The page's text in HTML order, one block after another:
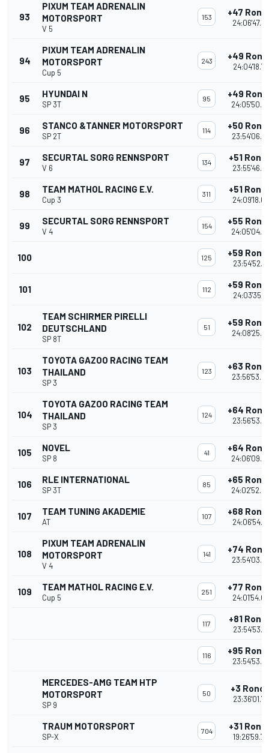
93
PIXUM TEAM ADRENALIN
MOTORSPORT
V 5
153 +47
94
PIXUM TEAM ADRENALIN
MOTORSPORT
Cup 5
243 +49
95 HYUNDAI N
SP 3T
95 +49
96 STANCO &TANNER MOTORSPORT
SP 2T
114 +50
97 SECURTAL SORG RENNSPORT
V 6
134 +51
98 TEAM MATHOL RACING E.V.
Cup 3
311 +51
99 SECURTAL SORG RENNSPORT
V 4
154 +55
100 125 +59
101 112 +59
102
TEAM SCHIRMER PIRELLI
DEUTSCHLAND
SP 8T
51 +59
103
TOYOTA GAZOO RACING TEAM
THAILAND
SP 3
123 +63
104
TOYOTA GAZOO RACING TEAM
THAILAND
SP 3
124 +64
105 NOVEL
SP 8
41 +64
106 RLE INTERNATIONAL
SP 3T
85 +65
107 TEAM TUNING AKADEMIE
AT
107 +68
108
PIXUM TEAM ADRENALIN
MOTORSPORT
V 4
141 +74
109 TEAM MATHOL RACING E.V.
Cup 5
251 +77
117 +81
116 +95
MERCEDES-AMG TEAM HTP
MOTORSPORT
SP 9
50 +3
TRAUM MOTORSPORT
SP-X
704 +31